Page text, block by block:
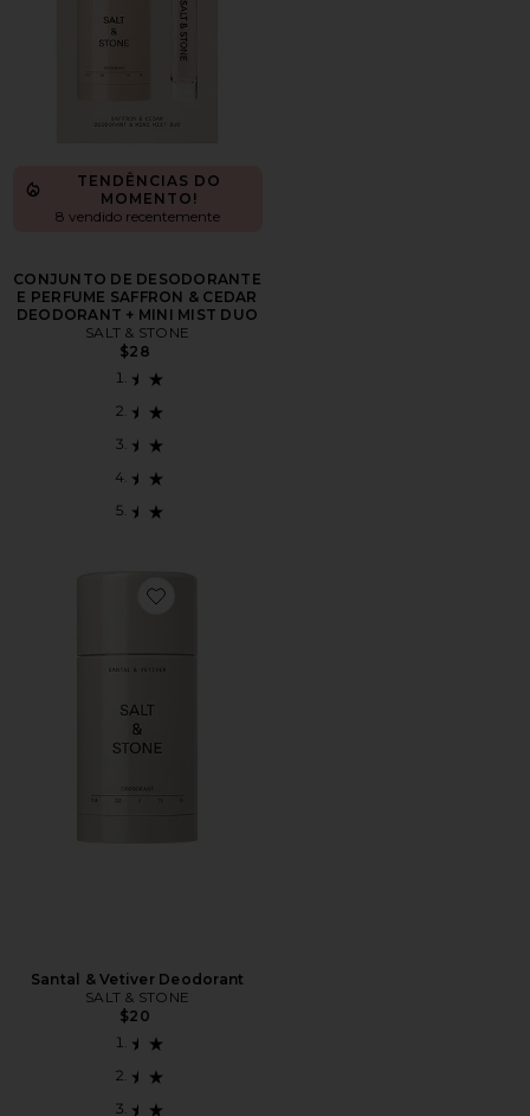
TENDÊNCIAS DO
MOMENTO!
8 vendido recentemente
CONJUNTO DE DESODORANTE
E PERFUME SAFFRON & CEDAR
DEODORANT + MINI MIST DUO
SALT & STONE
$28
Favorite Santal & Vetiver Deodorant
Santal & Vetiver Deodorant
SALT & STONE
$20